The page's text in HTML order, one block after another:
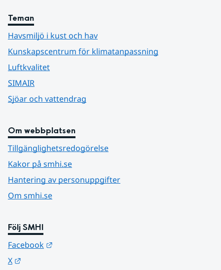
Teman
Havsmiljö i kust och hav
Kunskapscentrum för klimatanpassning
Luftkvalitet
SIMAIR
Sjöar och vattendrag
Om webbplatsen
Tillgänglighetsredogörelse
Kakor på smhi.se
Hantering av personuppgifter
Om smhi.se
Följ SMHI
Facebook
X